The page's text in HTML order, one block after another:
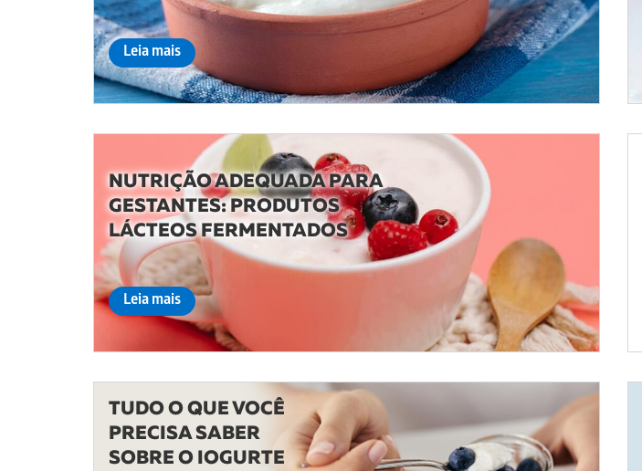
Leia mais
NUTRIÇÃO ADEQUADA PARA
GESTANTES: PRODUTOS
LÁCTEOS FERMENTADOS
Leia mais
TUDO O QUE VOCÊ
PRECISA SABER
SOBRE O IOGURTE